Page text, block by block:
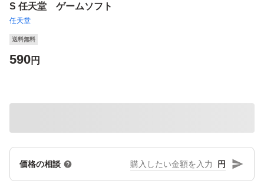
S 任天堂 ゲームソフト
任天堂
送料無料
590円
価格の相談 円